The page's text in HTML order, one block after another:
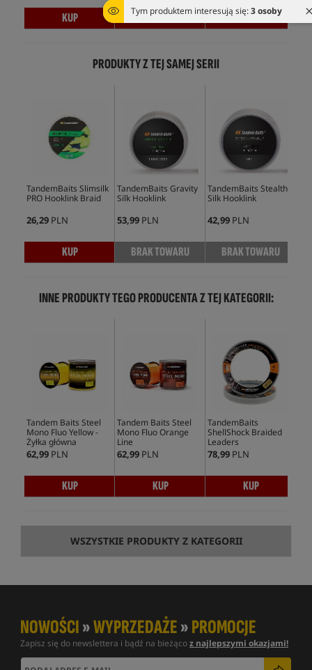
Tym produktem interesują się:3 osoby
KUP KUP KUP
PRODUKTY Z TEJ SAMEJ SERII
TandemBaits Slimsilk
PRO Hooklink Braid
26,29 PLN
KUP
TandemBaits Gravity
Silk Hooklink
53,99 PLN
BRAK TOWARU
TandemBaits Stealth
Silk Hooklink
42,99 PLN
BRAK TOWARU
INNE PRODUKTY TEGO PRODUCENTA Z TEJ KATEGORII:
Tandem Baits Steel
Mono Fluo Yellow -
Żyłka główna
62,99 PLN
KUP
Tandem Baits Steel
Mono Fluo Orange
Line
62,99 PLN
KUP
TandemBaits
ShellShock Braided
Leaders
78,99 PLN
KUP
WSZYSTKIE PRODUKTY Z KATEGORII
NOWOŚCI»WYPRZEDAŻE»PROMOCJE
Zapisz się do newslettera i bądź na bieżącoz najlepszymi okazjami!